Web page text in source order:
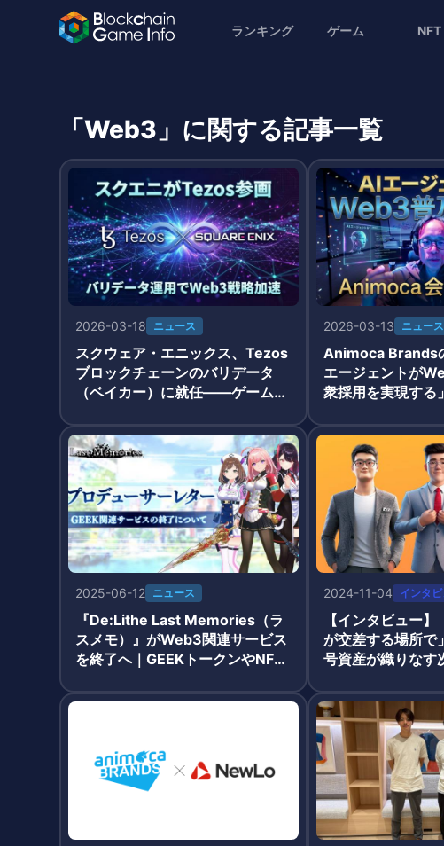
ランキング ゲーム NFT
「Web3」に関する記事一覧
2026-03-18 ニュース
スクウェア・エニックス、Tezos
ブロックチェーンのバリデータ
（ベイカー）に就任——ゲーム大
2026-03-13 ニュース
Animoca Brands
エージェントが
衆採用を実現す
2025-06-12 ニュース
『De:Lithe Last Memories（ラ
スメモ）』がWeb3関連サービス
を終了へ｜GEEKトークンやNFT
2024-11-04 インタ
【インタビュー
が交差する場所で
号資産が織りなす